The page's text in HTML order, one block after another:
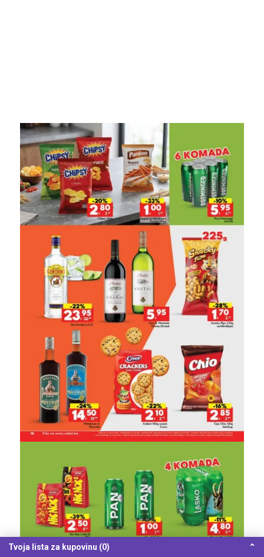
Tvoja lista za kupovinu (0) ⌃